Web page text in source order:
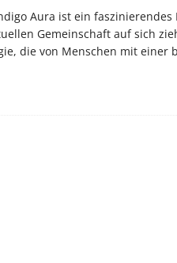
Aura ist ein
Gemeinschaft auf sich
die von Menschen mit einer